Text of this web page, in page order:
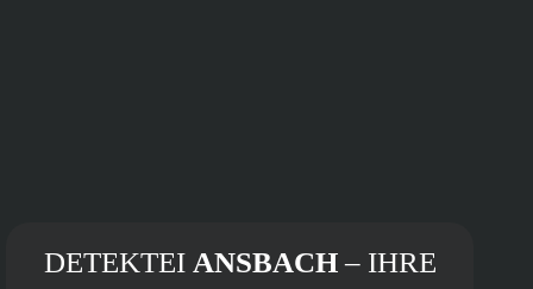
DETEKTEI ANSBACH– IHRE